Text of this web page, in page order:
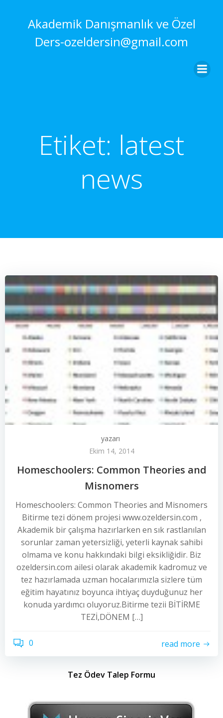
Akademik Danışmanlık ve Özel
Ders-ozeldersin@gmail.com
Etiket: latest
news
yazarı
Ekim 14, 2014
Homeschoolers: Common Theories and
Misnomers
Homeschoolers: Common Theories and Misnomers
Bitirme tezi dönem projesi www.ozeldersin.com ,
Akademik bir çalışma hazırlarken en sık rastlanılan
sorunlar zaman yetersizliği, yeterli kaynak sahibi
olmama ve konu hakkındaki bilgi eksikliğidir. Biz
ozeldersin.com ailesi olarak akademik kadromuz ve
tez hazırlamada uzman hocalarımızla sizlere tüm
eğitim hayatınız boyunca ihtiyaç duyduğunuz her
konuda yardımcı oluyoruz.Bitirme tezii BİTİRME
TEZİ,DÖNEM […]
0 read more
Tez Ödev Talep Formu